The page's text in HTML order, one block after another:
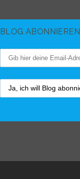
BLOG ABONNIEREN